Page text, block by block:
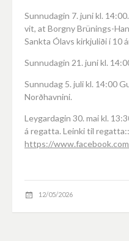
Sunnudagin 7. juni kl.
vit, at Borgny Brünings-
Sankta Ólavs kirkjuliði í 10
Sunnudagin 21. juni kl.
Sunnudag 5. juli kl. 14:00
Norðhavnini.
Leygardagin 30. mai kl.
á regatta. Leinki til regatta::
https://
12/05/2026